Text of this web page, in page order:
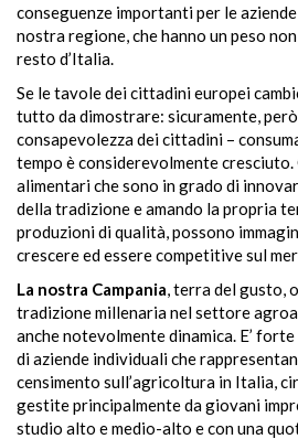
conseguenze importanti per le
nostra regione, che hanno un peso
resto d’Italia.
Se le tavole dei cittadini europei
tutto da dimostrare: sicuramente,
consapevolezza dei cittadini –
tempo è considerevolmente
alimentari che sono in grado di
della tradizione e amando la propria
produzioni di qualità, possono
crescere ed essere competitive sul
La nostra Campania, terra del gusto,
tradizione millenaria nel settore
anche notevolmente dinamica. E’
di aziende individuali che
censimento sull’agricoltura in Italia,
gestite principalmente da giovani
studio alto e medio-alto e con una